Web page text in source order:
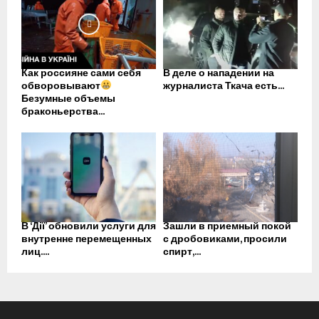
Как россияне сами себя
обворовывают
Безумные объемы
браконьерства...
В деле о нападении на
журналиста Ткача есть...
В ‘Дії’ обновили услуги для
внутренне перемещенных
лиц....
Зашли в приемный покой
с дробовиками, просили
спирт,...